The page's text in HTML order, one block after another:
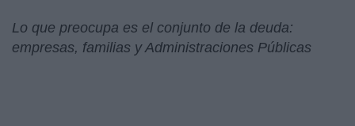
Lo que preocupa es el conjunto de la deuda:
empresas, familias y Administraciones Públicas